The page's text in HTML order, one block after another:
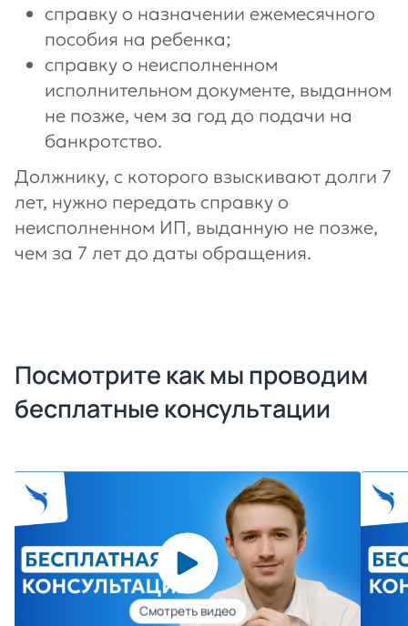
справку о назначении ежемесячного
пособия на ребенка;
справку о неисполненном
исполнительном документе, выданном
не позже, чем за год до подачи на
банкротство.
Должнику, с которого взыскивают долги 7
лет, нужно передать справку о
неисполненном ИП, выданную не позже,
чем за 7 лет до даты обращения.
Посмотрите как мы проводим
бесплатные консультации